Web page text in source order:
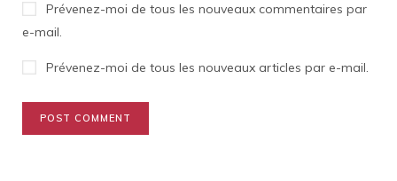
Prévenez-moi de tous les nouveaux commentaires par
e-mail.
Prévenez-moi de tous les nouveaux articles par e-mail.